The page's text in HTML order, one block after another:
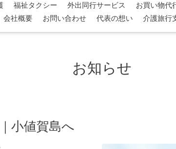
福祉タクシー 外出同行サービス お買い物代
会社概要
お問い合わせ 代表の想い 介護旅行
お知らせ
小値賀島へ